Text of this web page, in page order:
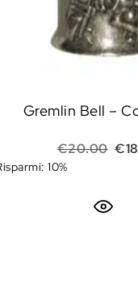
€20.00.
è: €18.00.
Gremlin Bell –
€20.00 Il
€
10%